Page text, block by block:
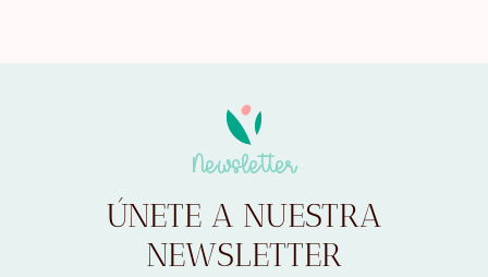
Newsletter
ÚNETE A NUESTRA
NEWSLETTER